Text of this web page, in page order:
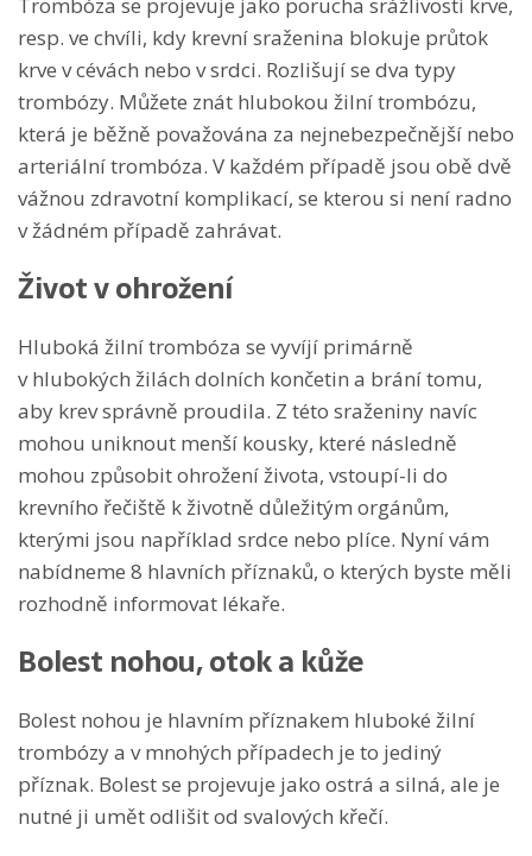
resp. ve chvíli, kdy krevní sraženina blokuje průtok
krve v cévách nebo v srdci. Rozlišují se dva typy
trombózy. Můžete znát hlubokou žilní trombózu,
která je běžně považována za nejnebezpečnější nebo
arteriální trombóza. V každém případě jsou obě dvě
vážnou zdravotní komplikací, se kterou si není radno
v žádném případě zahrávat.
Život v ohrožení
Hluboká žilní trombóza se vyvíjí primárně
v hlubokých žilách dolních končetin a brání tomu,
aby krev správně proudila. Z této sraženiny navíc
mohou uniknout menší kousky, které následně
mohou způsobit ohrožení života, vstoupí-li do
krevního řečiště k životně důležitým orgánům,
kterými jsou například srdce nebo plíce. Nyní vám
nabídneme 8 hlavních příznaků, o kterých byste měli
rozhodně informovat lékaře.
Bolest nohou, otok a kůže
Bolest nohou je hlavním příznakem hluboké žilní
trombózy a v mnohých případech je to jediný
příznak. Bolest se projevuje jako ostrá a silná, ale je
nutné ji umět odlišit od svalových křečí.